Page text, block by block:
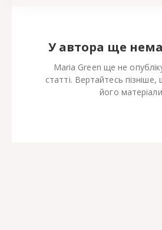
У автора ще
Maria Green ще не
статті. Вертайтесь
його